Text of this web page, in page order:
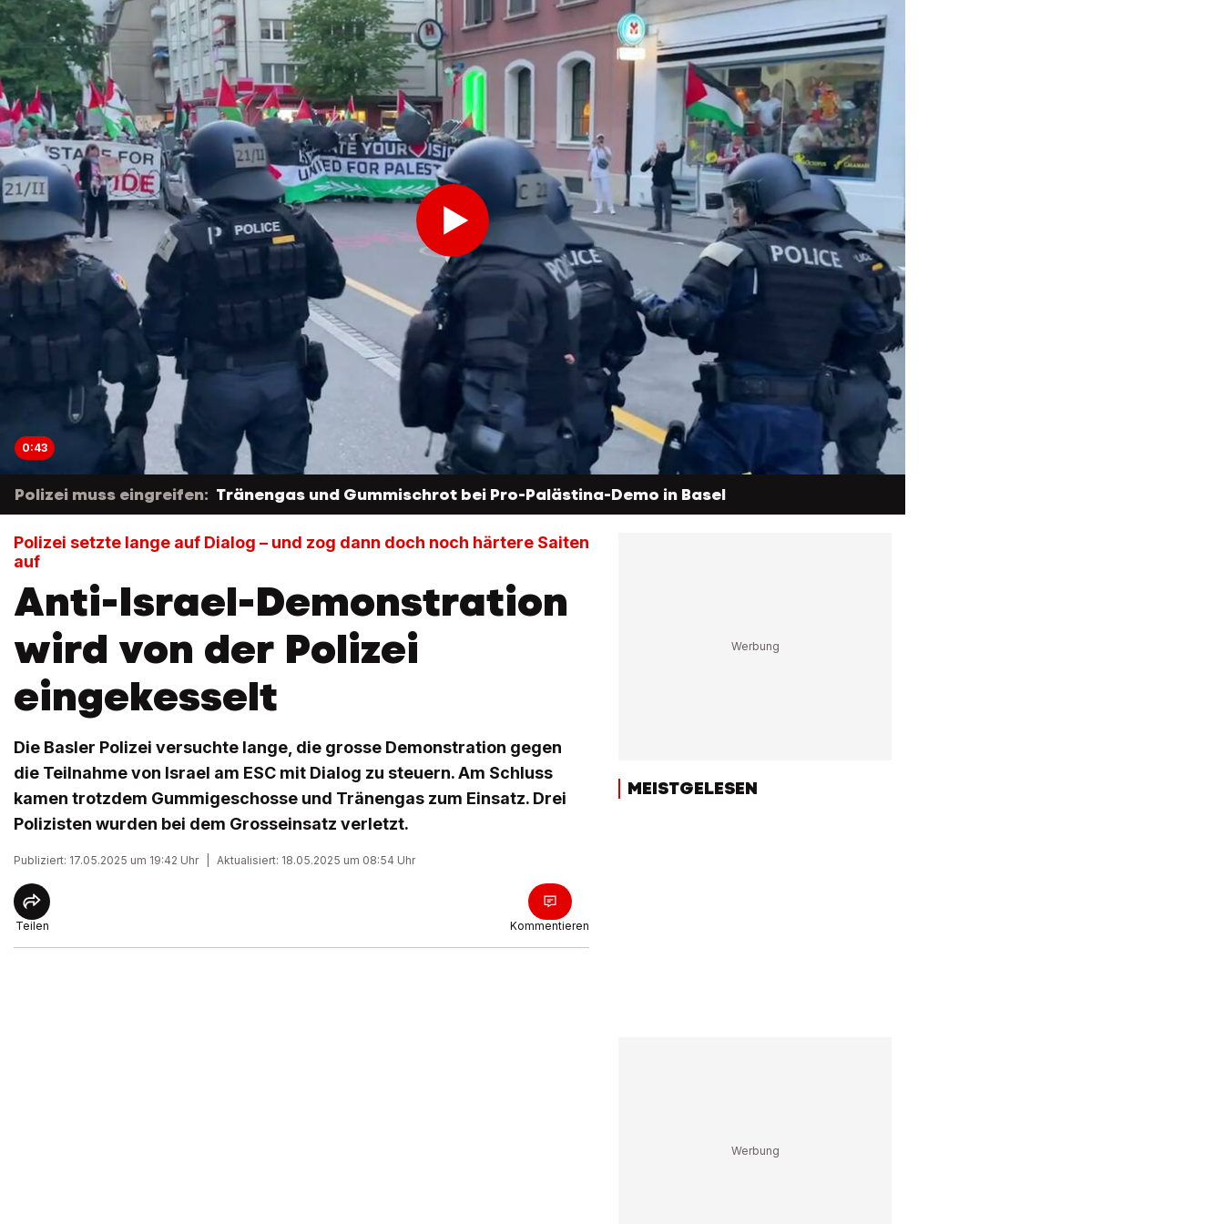
0:43
Polizei muss eingreifen: Tränengas und Gummischrot bei Pro-Palästina-Demo in Basel
Polizei setzte lange auf Dialog – und zog dann doch noch härtere Saiten
auf
Anti-Israel-Demonstration
wird von der Polizei
eingekesselt
Die Basler Polizei versuchte lange, die grosse Demonstration gegen
die Teilnahme von Israel am ESC mit Dialog zu steuern. Am Schluss
kamen trotzdem Gummigeschosse und Tränengas zum Einsatz. Drei
Polizisten wurden bei dem Grosseinsatz verletzt.
Publiziert: 17.05.2025 um 19:42 Uhr Aktualisiert: 18.05.2025 um 08:54 Uhr
Teilen Kommentieren
MEISTGELESEN